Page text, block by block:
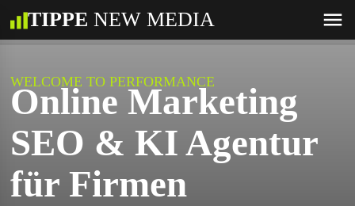
TIPPENEW MEDIA
WELCOME TO PERFORMANCE
Online Marketing
SEO & KI Agentur
für Firmen